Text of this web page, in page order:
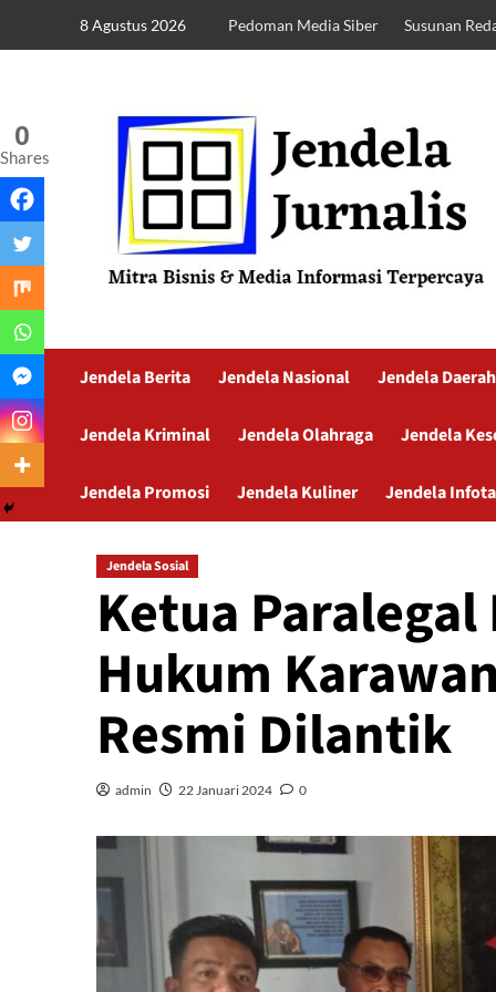
8 Agustus 2026 Pedoman Media Siber Susunan
Jendela Berita Jendela Nasional Jendela Daerah
Jendela Kriminal Jendela Olahraga Jendela
Jendela Promosi Jendela Kuliner Jendela
Jendela Sosial
Ketua
Hukum
Resmi Dilantik
admin 22 Januari 2024 0
0
Shares